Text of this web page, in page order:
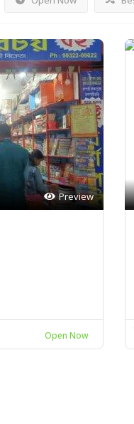
Preview
Open Now